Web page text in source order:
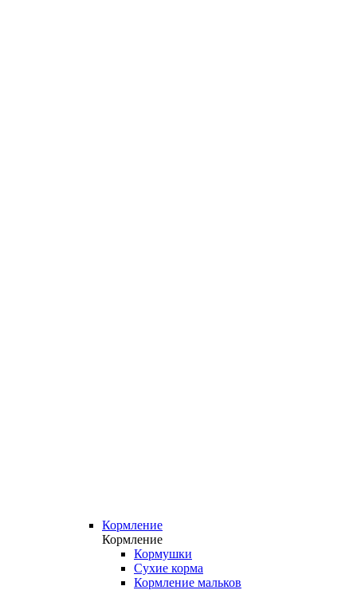
Кормление
Кормление
Кормушки
Сухие корма
Кормление мальков